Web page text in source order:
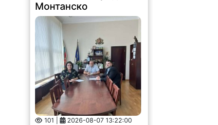
Монтанско
101 | 2026-08-07 13:22:00